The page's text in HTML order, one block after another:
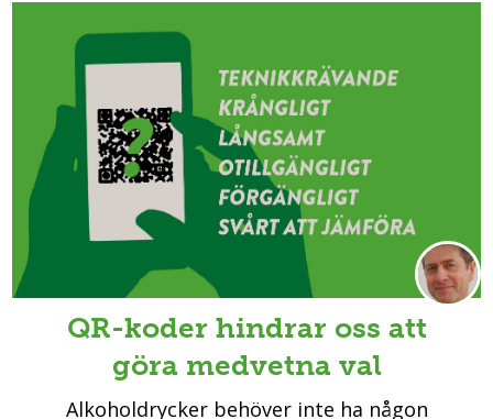
QR-koder hindrar oss att
göra medvetna val
Alkoholdrycker behöver inte ha någon